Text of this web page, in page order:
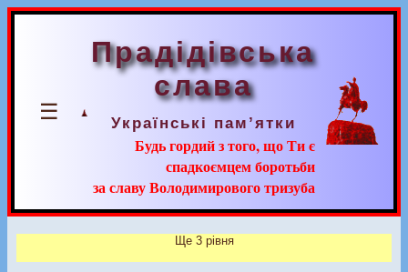
☰
Прадідівська
слава
Українські пам’ятки
Будь гордий з того, що Ти є
спадкоємцем боротьби
за славу Володимирового тризуба
Ще 3 рівня